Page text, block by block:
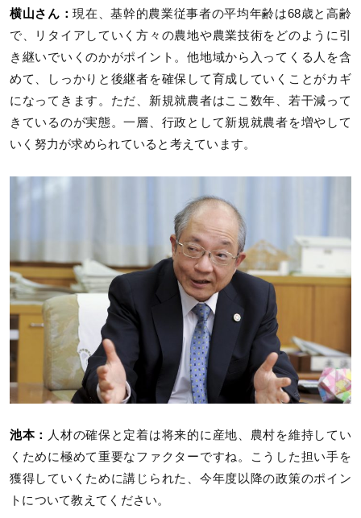
横山さん：現在、基幹的農業従事者の平均年齢は68歳と高齢
で、リタイアしていく方々の農地や農業技術をどのように引
き継いでいくのかがポイント。他地域から入ってくる人を含
めて、しっかりと後継者を確保して育成していくことがカギ
になってきます。ただ、新規就農者はここ数年、若干減って
きているのが実態。一層、行政として新規就農者を増やして
いく努力が求められていると考えています。
池本：
人材の確保と定着は将来的に産地、農村を維持してい
くために極めて重要なファクターですね。こうした担い手を
獲得していくために講じられた、今年度以降の政策のポイン
トについて教えてください。